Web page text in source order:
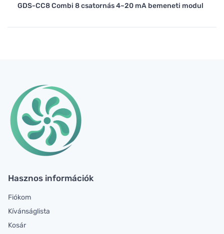
GDS-CC8 Combi 8 csatornás 4~20 mA bemeneti modul
Hasznos információk
Fiókom
Kívánságlista
Kosár